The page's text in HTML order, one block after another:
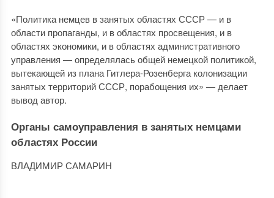
«Политика немцев в занятых областях СССР — и в
области пропаганды, и в областях просвещения, и в
областях экономики, и в областях административного
управления — определялась общей немецкой политикой,
вытекающей из плана Гитлера-Розенберга колонизации
занятых территорий СССР, порабощения их» — делает
вывод автор.
Органы самоуправления в занятых немцами
областях России
ВЛАДИМИР САМАРИН